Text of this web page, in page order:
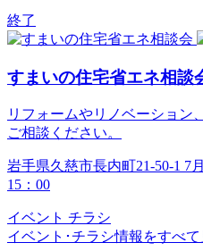
終了
すまいの住宅省エネ相談
リフォームやリノベーション
ご相談ください。
岩手県久慈市長内町21-50-1 7
15：00
イベント チラシ
イベント･チラシ情報をすべて